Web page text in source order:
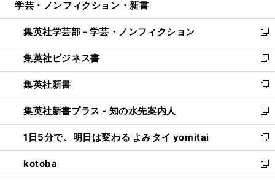
開
く
ウ
で
開
く
ン
ド
ウ
で
開
く
ウ
ィ
ン
ド
ウ
で
開
く
学芸・ノンフィクション・新書
集英社学芸部 - 学芸・ノンフィクション
新
し
い
ウ
ィ
ン
ド
ウ
で
開
く
集英社ビジネス書
新
し
い
ウ
ィ
ン
ド
ウ
で
開
集英社新書
新
し
い
ウ
ィ
ン
ド
ウ
集英社新書プラス - 知の水先案内人
新
し
い
ウ
ィ
ン
1日5分で、明日は変わる よみタイ yomitai
新
し
い
ウ
kotoba
新